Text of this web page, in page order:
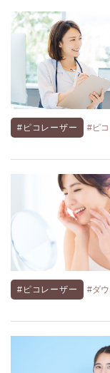
#ピコレーザー #ピ
#ピコレーザー #ダ